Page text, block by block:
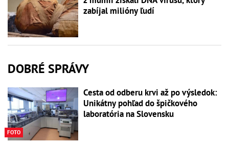
zabíjal milióny ľudí
DOBRÉ SPRÁVY
FOTO
Cesta od odberu krvi až po výsledok:
Unikátny pohľad do špičkového
laboratória na Slovensku